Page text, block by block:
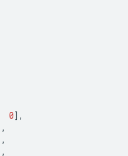
0] ,
,
,
,